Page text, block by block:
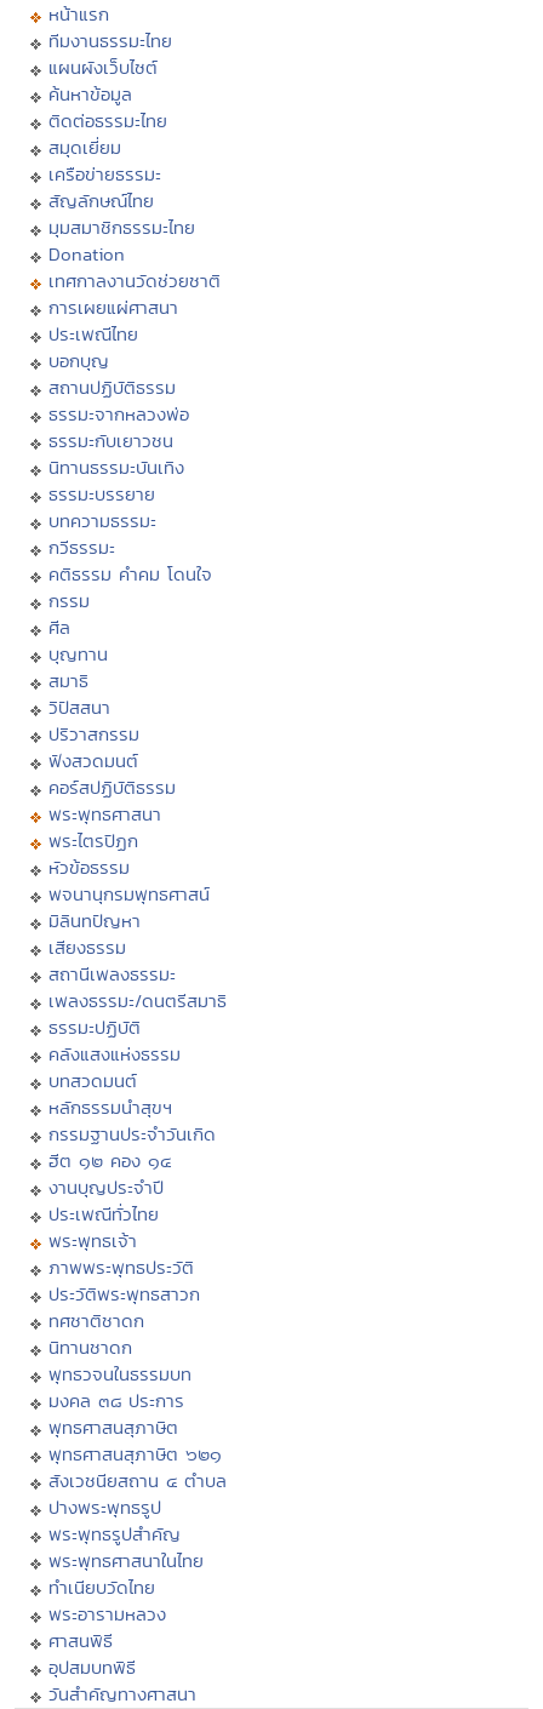
หน้าแรก
ทีมงานธรรมะไทย
แผนผังเว็บไซต์
ค้นหาข้อมูล
ติดต่อธรรมะไทย
สมุดเยี่ยม
เครือข่ายธรรมะ
สัญลักษณ์ไทย
มุมสมาชิกธรรมะไทย
Donation
เทศกาลงานวัดช่วยชาติ
การเผยแผ่ศาสนา
ประเพณีไทย
บอกบุญ
สถานปฏิบัติธรรม
ธรรมะจากหลวงพ่อ
ธรรมะกับเยาวชน
นิทานธรรมะบันเทิง
ธรรมะบรรยาย
บทความธรรมะ
กวีธรรมะ
คติธรรม คำคม โดนใจ
กรรม
ศีล
บุญทาน
สมาธิ
วิปัสสนา
ปริวาสกรรม
ฟังสวดมนต์
คอร์สปฏิบัติธรรม
พระพุทธศาสนา
พระไตรปิฏก
หัวข้อธรรม
พจนานุกรมพุทธศาสน์
มิลินทปัญหา
เสียงธรรม
สถานีเพลงธรรมะ
เพลงธรรมะ/ดนตรีสมาธิ
ธรรมะปฏิบัติ
คลังแสงแห่งธรรม
บทสวดมนต์
หลักธรรมนำสุขฯ
กรรมฐานประจำวันเกิด
ฮีต ๑๒ คอง ๑๔
งานบุญประจำปี
ประเพณีทั่วไทย
พระพุทธเจ้า
ภาพพระพุทธประวัติ
ประวัติพระพุทธสาวก
ทศชาติชาดก
นิทานชาดก
พุทธวจนในธรรมบท
มงคล ๓๘ ประการ
พุทธศาสนสุภาษิต
พุทธศาสนสุภาษิต ๖๒๑
สังเวชนียสถาน ๔ ตำบล
ปางพระพุทธรูป
พระพุทธรูปสำคัญ
พระพุทธศาสนาในไทย
ทำเนียบวัดไทย
พระอารามหลวง
ศาสนพิธี
อุปสมบทพิธี
วันสำคัญทางศาสนา